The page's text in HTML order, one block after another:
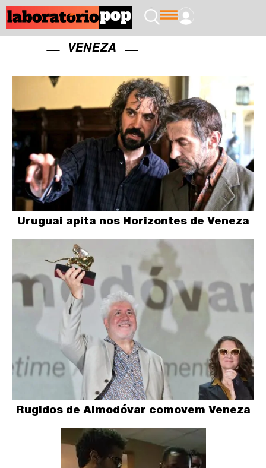
VENEZA
Uruguai apita nos Horizontes de Veneza
Rugidos de Almodóvar comovem Veneza